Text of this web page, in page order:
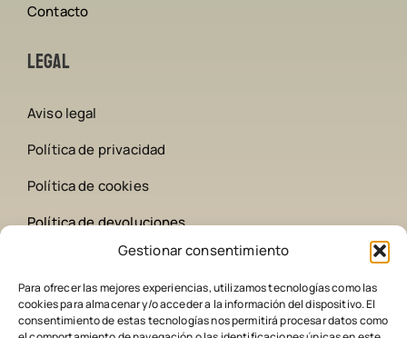
Gestionar consentimiento
Para ofrecer las mejores experiencias, utilizamos tecnologías como las
cookies para almacenar y/o acceder a la información del dispositivo. El
consentimiento de estas tecnologías nos permitirá procesar datos como
Contacto
Legal
Aviso legal
Política de privacidad
Política de cookies
Política de devoluciones
642 258 209